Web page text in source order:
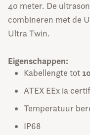
40 meter. De
combineren met de
Ultra Twin.
Eigenschappen:
Kabellengte tot
ATEX EEx ia
Temperatuur
IP68